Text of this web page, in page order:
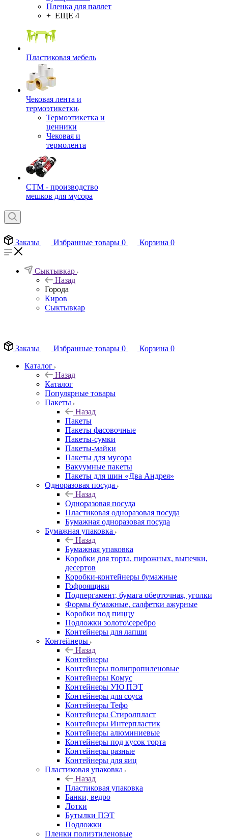
Пленка для паллет
+ ЕЩЕ 4
Пластиковая мебель
Чековая лента и
термоэтикетки
Термоэтикетка и
ценники
Чековая и
термолента
СТМ - производство
мешков для мусора
Заказы Избранные товары 0 Корзина 0
Сыктывкар
Назад
Города
Киров
Сыктывкар
Заказы
Избранные товары 0 Корзина 0
Каталог
Назад
Каталог
Популярные товары
Пакеты
Назад
Пакеты
Пакеты фасовочные
Пакеты-сумки
Пакеты-майки
Пакеты для мусора
Вакуумные пакеты
Пакеты для шин «Два Андрея»
Одноразовая посуда
Назад
Одноразовая посуда
Пластиковая одноразовая посуда
Бумажная одноразовая посуда
Бумажная упаковка
Назад
Бумажная упаковка
Коробки для торта, пирожных, выпечки,
десертов
Коробки-контейнеры бумажные
Гофроящики
Подпергамент, бумага оберточная, уголки
Формы бумажные, салфетки ажурные
Коробки под пиццу
Подложки золото\серебро
Контейнеры для лапши
Контейнеры
Назад
Контейнеры
Контейнеры полипропиленовые
Контейнеры Комус
Контейнеры УЮ ПЭТ
Контейнеры для соуса
Контейнеры Тефо
Контейнеры Стиролпласт
Контейнеры Интерпластик
Контейнеры алюминиевые
Контейнеры под кусок торта
Контейнеры разные
Контейнеры для яиц
Пластиковая упаковка
Назад
Пластиковая упаковка
Банки, ведро
Лотки
Бутылки ПЭТ
Подложки
Пленки полиэтиленовые